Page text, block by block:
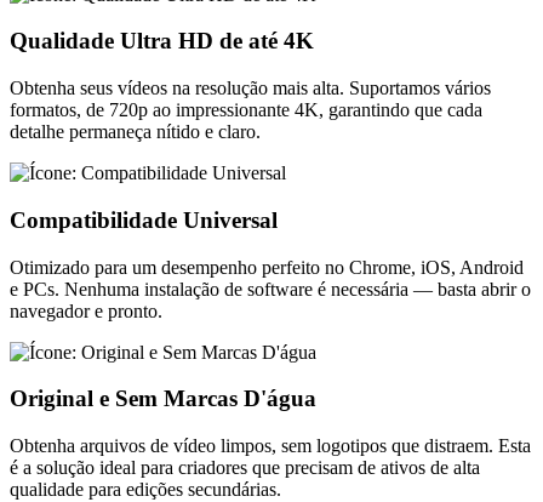
Qualidade Ultra HD de até 4K
Obtenha seus vídeos na resolução mais alta. Suportamos vários
formatos, de 720p ao impressionante 4K, garantindo que cada
detalhe permaneça nítido e claro.
Compatibilidade Universal
Otimizado para um desempenho perfeito no Chrome, iOS, Android
e PCs. Nenhuma instalação de software é necessária — basta abrir o
navegador e pronto.
Original e Sem Marcas D'água
Obtenha arquivos de vídeo limpos, sem logotipos que distraem. Esta
é a solução ideal para criadores que precisam de ativos de alta
qualidade para edições secundárias.